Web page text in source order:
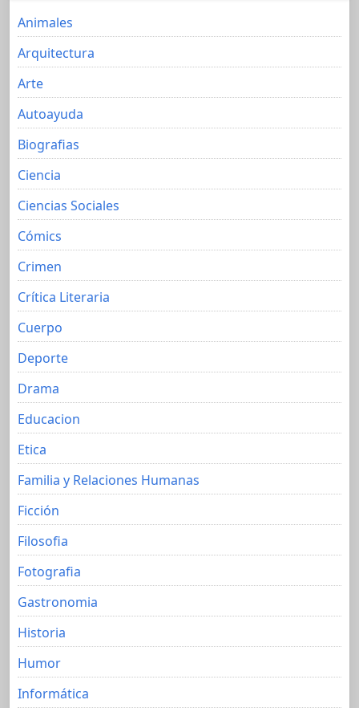
Animales
Arquitectura
Arte
Autoayuda
Biografias
Ciencia
Ciencias Sociales
Cómics
Crimen
Crítica Literaria
Cuerpo
Deporte
Drama
Educacion
Etica
Familia y Relaciones Humanas
Ficción
Filosofia
Fotografia
Gastronomia
Historia
Humor
Informática